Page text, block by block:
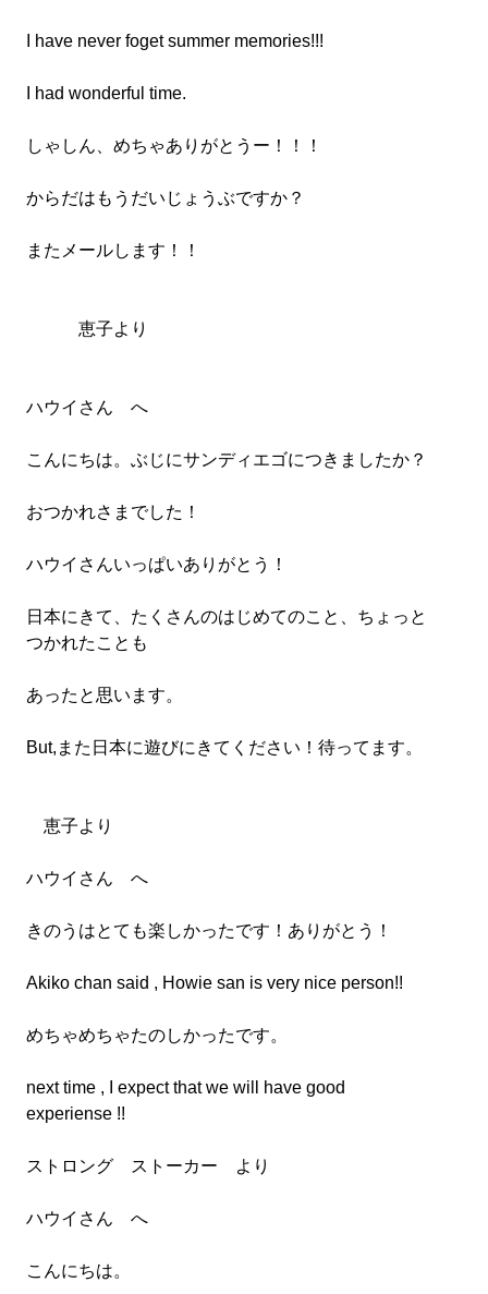
I have never foget summer memories!!!
I had wonderful time.
しゃしん、めちゃありがとうー！！！
からだはもうだいじょうぶですか？
またメールします！！
恵子より
ハウイさん へ
こんにちは。ぶじにサンディエゴにつきましたか？
おつかれさまでした！
ハウイさんいっぱいありがとう！
日本にきて、たくさんのはじめてのこと、ちょっと
つかれたことも
あったと思います。
But,また日本に遊びにきてください！待ってます。
恵子より
ハウイさん へ
きのうはとても楽しかったです！ありがとう！
Akiko chan said , Howie san is very nice person!!
めちゃめちゃたのしかったです。
next time , I expect that we will have good
experiense !!
ストロング ストーカー より
ハウイさん へ
こんにちは。